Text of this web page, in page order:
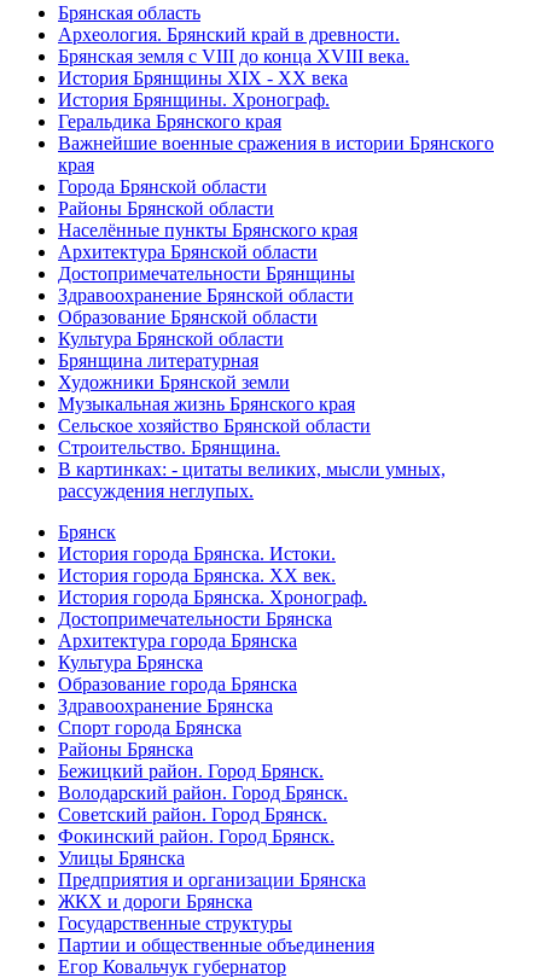
Брянская область
Археология. Брянский край в древности.
Брянская земля с VIII до конца XVIII века.
История Брянщины XIX - XX века
История Брянщины. Хронограф.
Геральдика Брянского края
Важнейшие военные сражения в истории Брянского
края
Города Брянской области
Районы Брянской области
Населённые пункты Брянского края
Архитектура Брянской области
Достопримечательности Брянщины
Здравоохранение Брянской области
Образование Брянской области
Культура Брянской области
Брянщина литературная
Художники Брянской земли
Музыкальная жизнь Брянского края
Сельское хозяйство Брянской области
Строительство. Брянщина.
В картинках: - цитаты великих, мысли умных,
рассуждения неглупых.
Брянск
История города Брянска. Истоки.
История города Брянска. XX век.
История города Брянска. Хронограф.
Достопримечательности Брянска
Архитектура города Брянска
Культура Брянска
Образование города Брянска
Здравоохранение Брянска
Спорт города Брянска
Районы Брянска
Бежицкий район. Город Брянск.
Володарский район. Город Брянск.
Советский район. Город Брянск.
Фокинский район. Город Брянск.
Улицы Брянска
Предприятия и организации Брянска
ЖКХ и дороги Брянска
Государственные структуры
Партии и общественные объединения
Егор Ковальчук губернатор